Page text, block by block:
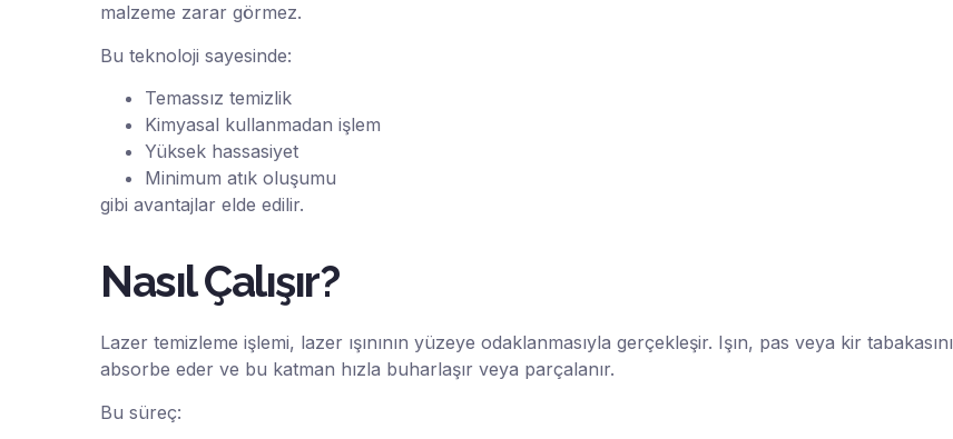
malzeme zarar görmez.
Bu teknoloji sayesinde:
Temassız temizlik
Kimyasal kullanmadan işlem
Yüksek hassasiyet
Minimum atık oluşumu
gibi avantajlar elde edilir.
Nasıl Çalışır?
Lazer temizleme işlemi, lazer ışınının yüzeye odaklanmasıyla gerçekleşir. Işın, pas veya kir tabakasını
absorbe eder ve bu katman hızla buharlaşır veya parçalanır.
Bu süreç: